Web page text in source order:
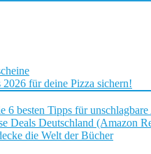
für deine Pizza sichern!
6 besten Tipps für
Deals Deutschland (Amazon
die Welt der Bücher